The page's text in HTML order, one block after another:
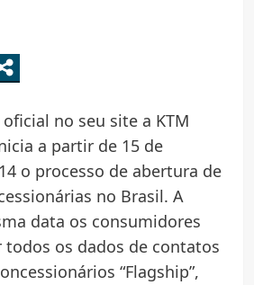
no seu site a KTM
a partir de 15 de
o processo de abertura de
no Brasil. A
data os consumidores
todos os dados de contatos
“Flagship”,